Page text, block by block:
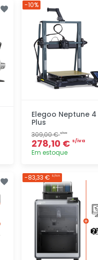
rapidamente
Elegoo Neptune 4
Plus
309,00 €s/iva
278,10 € s/iva
Em estoque
rapidamente
-10%
-83,33 € S/IVA